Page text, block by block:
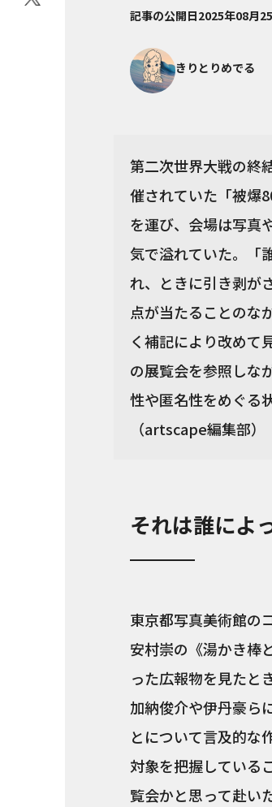
記事の公開日2025年08月
きりとりめでる
第二次世界大戦の終
催されていた「被爆
を運び、会場は写真
気で溢れていた。「
れ、ときに引き剥が
点が当たることのな
く補記により改めて
の展覧会を参照しな
性や匿名性をめぐる
（artscape編集部）
それは誰によ
東京都写真美術館の
安村崇の《湯かき棒
った広報物を見たと
加納俊介や伊丹豪ら
とについて言及的な
対象を把握してい
覧会かと思って赴い